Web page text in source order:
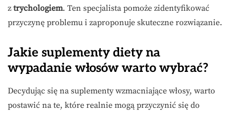
z trychologiem. Ten specjalista pomoże zidentyfikować
przyczynę problemu i zaproponuje skuteczne rozwiązanie.
Jakie suplementy diety na
wypadanie włosów warto wybrać?
Decydując się na suplementy wzmacniające włosy, warto
postawić na te, które realnie mogą przyczynić się do